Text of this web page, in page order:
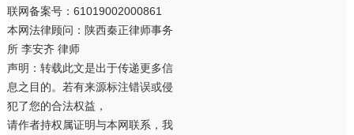
联网备案号：61019002000861
本网法律顾问：陕西秦正律师事务
所 李安齐 律师
声明：转载此文是出于传递更多信
息之目的。若有来源标注错误或侵
犯了您的合法权益，
请作者持权属证明与本网联系，我